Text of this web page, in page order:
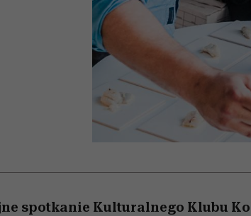
najbardziej pożądane
ubrania i marki sezonu
spotkanie Kulturalnego Klubu